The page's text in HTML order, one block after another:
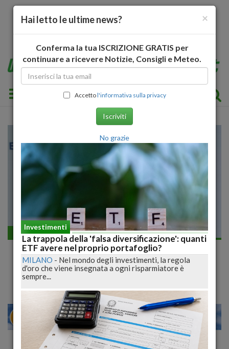
Toggle navigation
Economia generale
La Bce fa fronte all'emergenza. Pronto un
nuovo quantitative easing da 750 miliardi
MILANO 25 30
×
Hai letto le ultime news?
Conferma la tua ISCRIZIONE GRATIS per
continuare a ricevere Notizie, Consigli e Meteo.
Accettol'informativa sulla privacy
Iscriviti
No grazie
Investimenti
La trappola della 'falsa diversificazione': quanti
ETF avere nel proprio portafoglio?
MILANO - Nel mondo degli investimenti, la regola
d'oro che viene insegnata a ogni risparmiatore è
sempre...